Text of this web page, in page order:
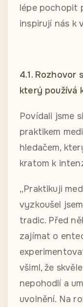
lépe pochopit
inspirují nás k
4.1. Rozhovor
který používá
Povídali jsme
praktikem
hledačem,
kratom k
„Praktikuji
vyzkoušel
tradic. Před
zajímat o
všiml, že
nepohodlí a
uvolnění. Na